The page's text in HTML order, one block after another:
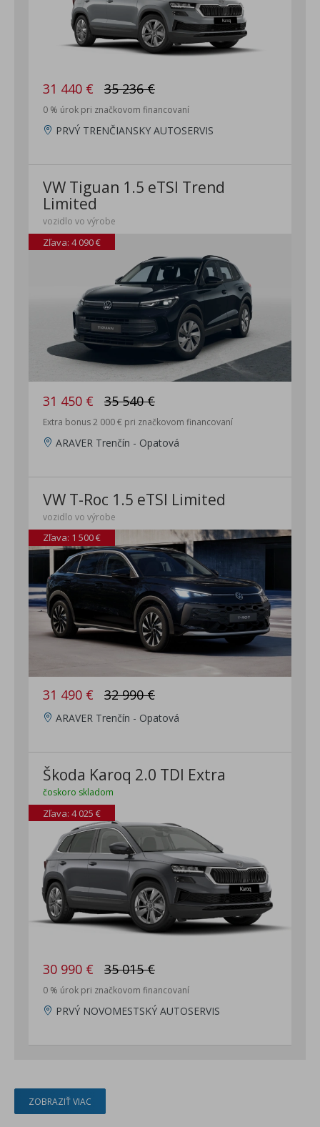
31 440 € 35 236 €
0 % úrok pri značkovom financovaní
PRVÝ TRENČIANSKY AUTOSERVIS
VW Tiguan 1.5 eTSI Trend
Limited
vozidlo vo výrobe
Zľava: 4 090 €
31 450 € 35 540 €
Extra bonus 2 000 € pri značkovom financovaní
ARAVER Trenčín - Opatová
VW T-Roc 1.5 eTSI Limited
vozidlo vo výrobe
Zľava: 1 500 €
31 490 € 32 990 €
ARAVER Trenčín - Opatová
Škoda Karoq 2.0 TDI Extra
čoskoro skladom
Zľava: 4 025 €
30 990 € 35 015 €
0 % úrok pri značkovom financovaní
PRVÝ NOVOMESTSKÝ AUTOSERVIS
ZOBRAZIŤ VIAC